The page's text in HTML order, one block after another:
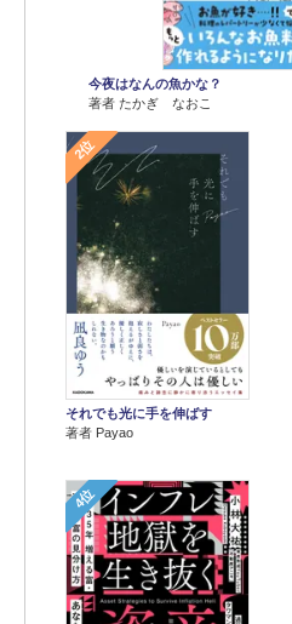
今夜はなんの魚かな？
著者 たかぎ なおこ
2位
それでも光に手を伸ばす
著者 Payao
4位